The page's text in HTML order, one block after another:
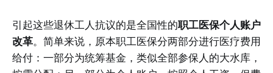
引起这些退休工人抗议的是全国性的职工医保个人账户
改革。简单来说，原本职工医保分两部分进行医疗费用
给付：一部分为统筹基金，类似全部参保人的大水库，